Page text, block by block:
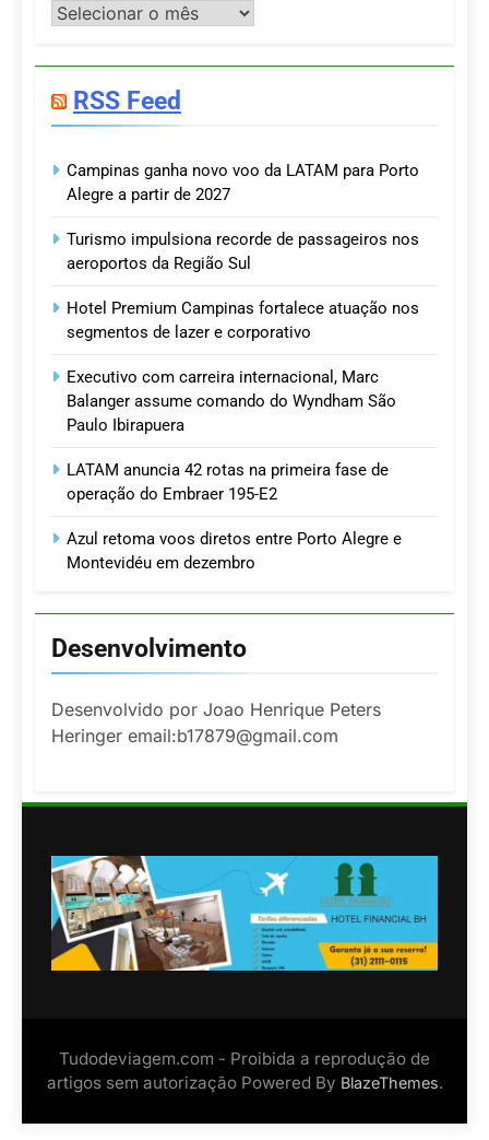
Postagens
RSS Feed
Campinas ganha novo voo da LATAM para Porto
Alegre a partir de 2027
Turismo impulsiona recorde de passageiros nos
aeroportos da Região Sul
Hotel Premium Campinas fortalece atuação nos
segmentos de lazer e corporativo
Executivo com carreira internacional, Marc
Balanger assume comando do Wyndham São
Paulo Ibirapuera
LATAM anuncia 42 rotas na primeira fase de
operação do Embraer 195-E2
Azul retoma voos diretos entre Porto Alegre e
Montevidéu em dezembro
Desenvolvimento
Desenvolvido por Joao Henrique Peters
Heringer email:b17879@gmail.com
Tudodeviagem.com - Proibida a reprodução de
artigos sem autorização Powered By BlazeThemes.